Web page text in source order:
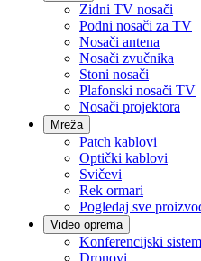
Zidni TV nosači
Podni nosači za TV
Nosači antena
Nosači zvučnika
Stoni nosači
Plafonski nosači TV
Nosači projektora
Mreža
Patch kablovi
Optički kablovi
Svičevi
Rek ormari
Pogledaj sve
Video oprema
Konferencijski
Dronovi